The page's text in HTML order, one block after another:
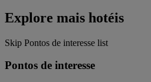
Explore mais hotéis
Skip Pontos de interesse list
Pontos de interesse